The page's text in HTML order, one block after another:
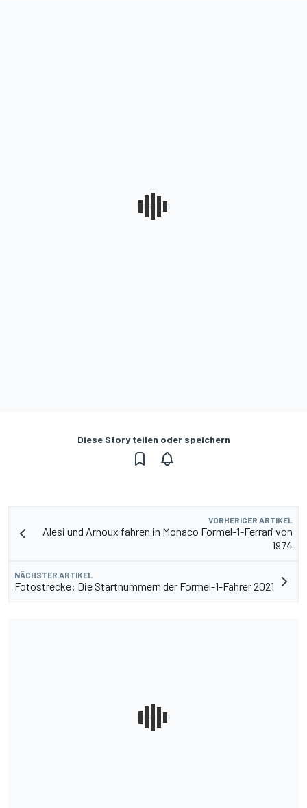
Diese Story teilen oder speichern
VORHERIGER ARTIKEL
Alesi und Arnoux fahren in Monaco Formel-1-Ferrari von
1974
NÄCHSTER ARTIKEL
Fotostrecke: Die Startnummern der Formel-1-Fahrer 2021